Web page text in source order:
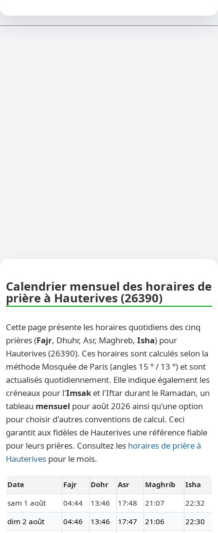
Calendrier mensuel des horaires de
prière à Hauterives (26390)
Cette page présente les horaires quotidiens des cinq
prières (Fajr, Dhuhr, Asr, Maghreb, Isha) pour
Hauterives (26390). Ces horaires sont calculés selon la
méthode Mosquée de Paris (angles 15 ° / 13 °) et sont
actualisés quotidiennement. Elle indique également les
créneaux pour l'Imsak et l'Iftar durant le Ramadan, un
tableau mensuel pour août 2026 ainsi qu'une option
pour choisir d'autres conventions de calcul. Ceci
garantit aux fidèles de Hauterives une référence fiable
pour leurs prières. Consultez les horaires de prière à
Hauterives pour le mois.
Date Fajr Dohr Asr Maghrib
Isha
sam 1 août
04:44 13:46 17:48 21:07
22:32
dim 2 août
04:46 13:46 17:47 21:06 22:30